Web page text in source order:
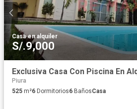
Casa·en alquiler
S/.9,000
Piura
525 m²6 Dormitorios6 BañosCasa